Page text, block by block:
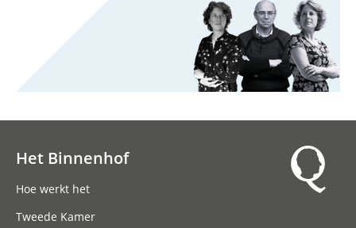
Het Binnenhof
Hoe werkt het
Tweede Kamer